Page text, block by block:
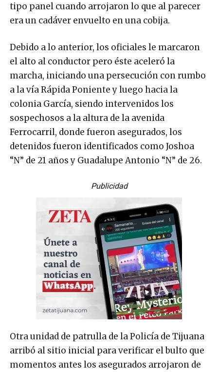
tipo panel cuando arrojaron lo que al parecer
era un cadáver envuelto en una cobija.
Debido a lo anterior, los oficiales le marcaron
el alto al conductor pero éste aceleró la
marcha, iniciando una persecución con rumbo
a la vía Rápida Poniente y luego hacia la
colonia García, siendo intervenidos los
sospechosos a la altura de la avenida
Ferrocarril, donde fueron asegurados, los
detenidos fueron identificados como Joshoa
“N” de 21 años y Guadalupe Antonio “N” de 26.
Publicidad
Otra unidad de patrulla de la Policía de Tijuana
arribó al sitio inicial para verificar el bulto que
momentos antes los asegurados arrojaron de